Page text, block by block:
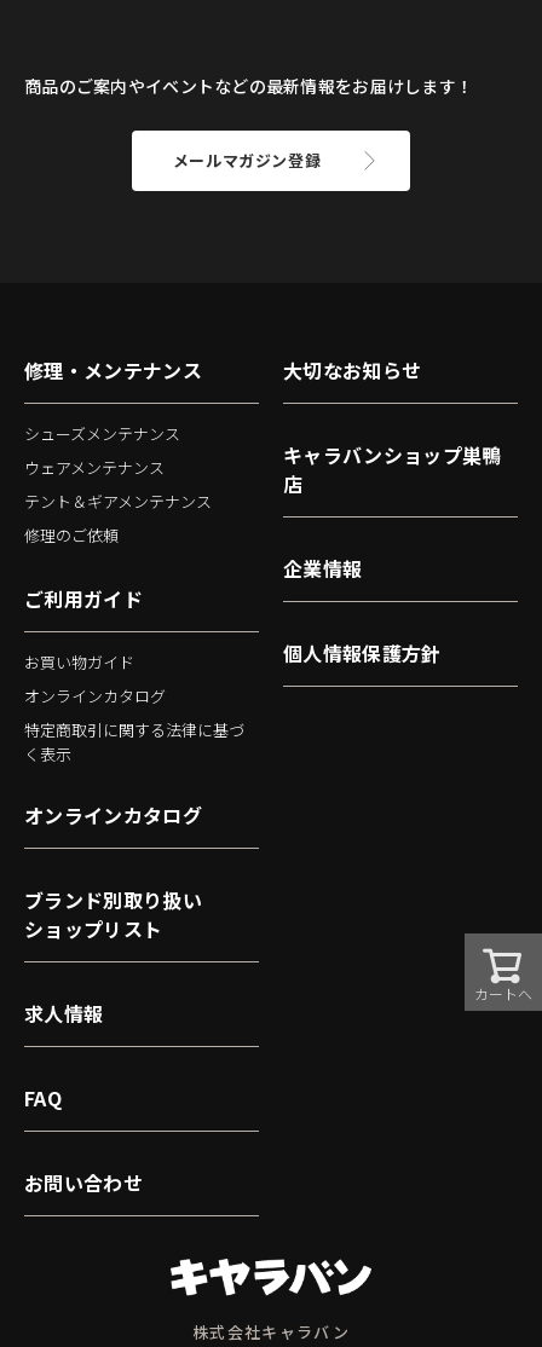
カートへ
商品のご案内やイベントなどの最新情報をお届けします！
メールマガジン登録
株式会社キャラバン
修理・メンテナンス
シューズメンテナンス
ウェアメンテナンス
テント＆ギアメンテナンス
修理のご依頼
ご利用ガイド
お買い物ガイド
オンラインカタログ
特定商取引に関する法律に基づ
く表示
大切なお知らせ
キャラバンショップ巣鴨
店
企業情報
個人情報保護方針
オンラインカタログ
ブランド別取り扱い
ショップリスト
求人情報
FAQ
お問い合わせ